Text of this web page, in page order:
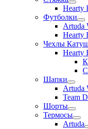
Hearty
Футболки
Artuda
Hearty
Чехлы
Hearty
Шапки
Artuda
Team
Шорты
Термосы
Artuda